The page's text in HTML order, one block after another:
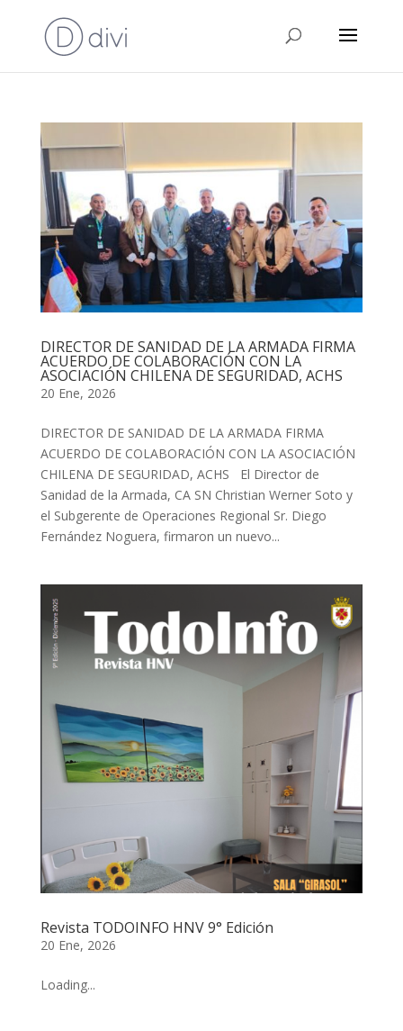
DIRECTOR DE SANIDAD DE LA ARMADA FIRMA
ACUERDO DE COLABORACIÓN CON LA
ASOCIACIÓN CHILENA DE SEGURIDAD, ACHS
20 Ene, 2026
DIRECTOR DE SANIDAD DE LA ARMADA FIRMA
ACUERDO DE COLABORACIÓN CON LA ASOCIACIÓN
CHILENA DE SEGURIDAD, ACHS El Director de
Sanidad de la Armada, CA SN Christian Werner Soto y
el Subgerente de Operaciones Regional Sr. Diego
Fernández Noguera, firmaron un nuevo...
Revista TODOINFO HNV 9° Edición
20 Ene, 2026
Loading...